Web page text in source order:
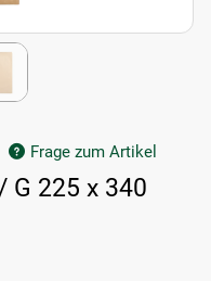
Frage zum Artikel
G 225 x 340